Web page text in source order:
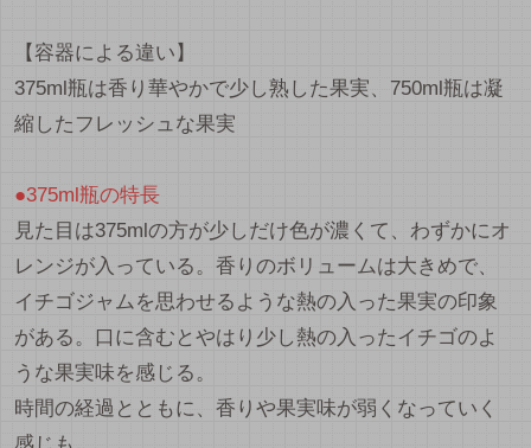
【容器による違い】
375ml瓶は香り華やかで少し熟した果実、750ml瓶は凝
縮したフレッシュな果実
●375ml瓶の特長
見た目は375mlの方が少しだけ色が濃くて、わずかにオ
レンジが入っている。香りのボリュームは大きめで、
イチゴジャムを思わせるような熱の入った果実の印象
がある。口に含むとやはり少し熱の入ったイチゴのよ
うな果実味を感じる。
時間の経過とともに、香りや果実味が弱くなっていく